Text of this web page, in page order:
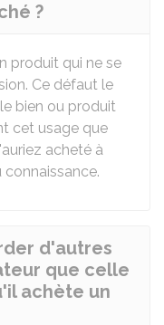
?
produit qui ne se
Ce défaut le
bien ou produit
cet usage que
acheté à
connaissance.
d'autres
que celle
achète un